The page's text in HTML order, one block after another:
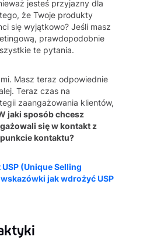
jesteś przyjazny dla
że Twoje produkty
się wyjątkowo? Jeśli masz
prawdopodobnie
te pytania.
Masz teraz odpowiednie
Teraz czas na
zaangażowania klientów,
jaki sposób chcesz
się w kontakt z
kontaktu?
(Unique Selling
jak wdrożyć USP